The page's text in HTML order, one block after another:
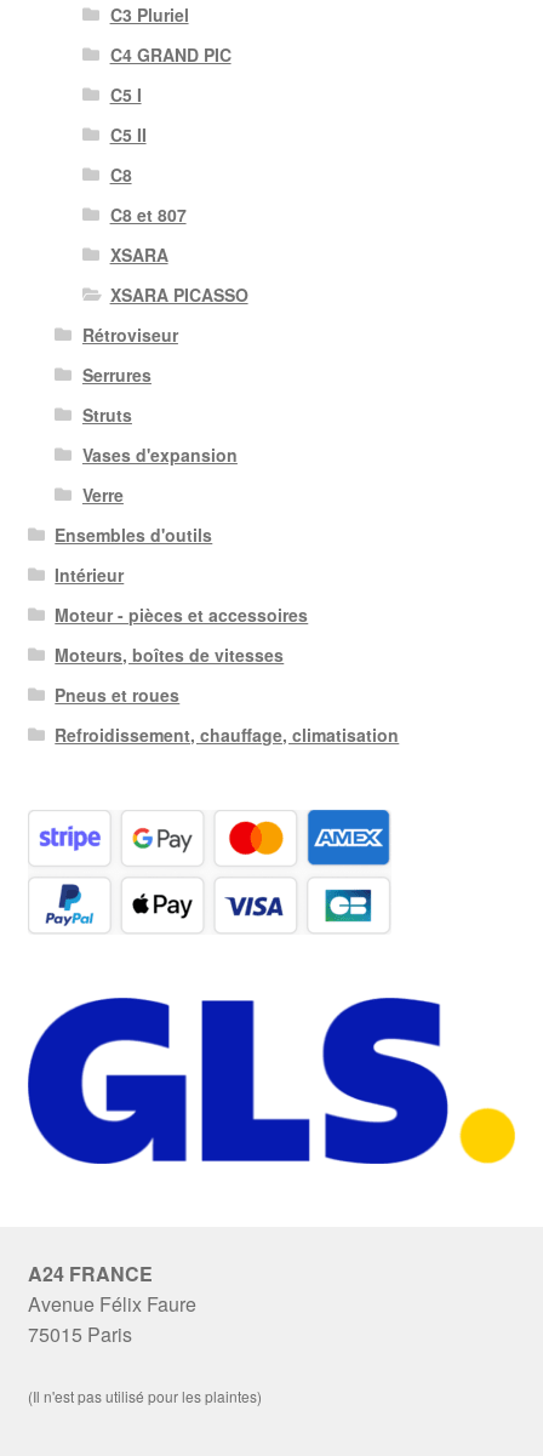
C3 Pluriel
C4 GRAND PIC
C5 I
C5 II
C8
C8 et 807
XSARA
XSARA PICASSO
Rétroviseur
Serrures
Struts
Vases d'expansion
Verre
Ensembles d'outils
Intérieur
Moteur - pièces et accessoires
Moteurs, boîtes de vitesses
Pneus et roues
Refroidissement, chauffage, climatisation
A24 FRANCE
Avenue Félix Faure
75015 Paris
(Il n'est pas utilisé pour les plaintes)